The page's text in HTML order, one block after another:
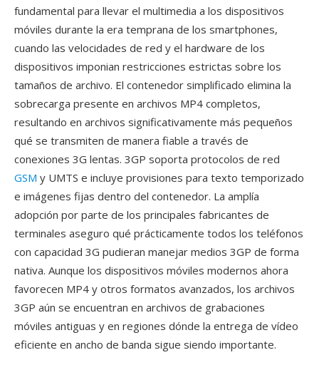
fundamental para llevar el multimedia a los dispositivos
móviles durante la era temprana de los smartphones,
cuando las velocidades de red y el hardware de los
dispositivos imponian restricciones estrictas sobre los
tamaños de archivo. El contenedor simplificado elimina la
sobrecarga presente en archivos MP4 completos,
resultando en archivos significativamente más pequeños
qué se transmiten de manera fiable a través de
conexiones 3G lentas. 3GP soporta protocolos de red
GSM y UMTS e incluye provisiones para texto temporizado
e imágenes fijas dentro del contenedor. La amplía
adopción por parte de los principales fabricantes de
terminales aseguro qué prácticamente todos los teléfonos
con capacidad 3G pudieran manejar medios 3GP de forma
nativa. Aunque los dispositivos móviles modernos ahora
favorecen MP4 y otros formatos avanzados, los archivos
3GP aún se encuentran en archivos de grabaciones
móviles antiguas y en regiones dónde la entrega de vídeo
eficiente en ancho de banda sigue siendo importante.